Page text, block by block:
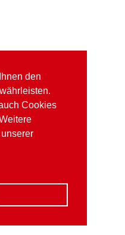
den
Cookies